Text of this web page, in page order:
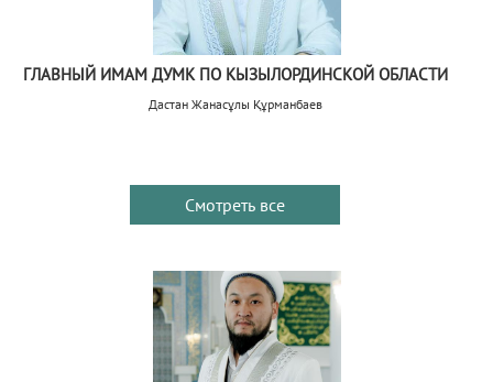
ГЛАВНЫЙ ИМАМ ДУМК ПО КЫЗЫЛОРДИНСКОЙ ОБЛАСТИ
Дастан Жанасұлы Құрманбаев
Смотреть все